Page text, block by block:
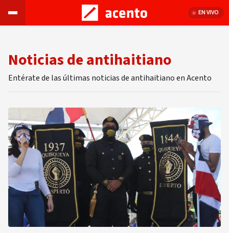
EN VIVO
Noticias de antihaitiano
Entérate de las últimas noticias de antihaitiano en Acento